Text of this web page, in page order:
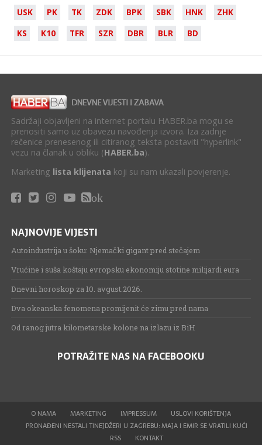
USK PK TK ZDK BPK SBK HNK
ZHK
KS
K10 TFR SZR DBR BLR BD
Sadržaji objavljeni na internet portalu HABER.ba mogu se
prenositi samo uz obavezu navođenja izvora. Iza zadnje
rečenice prenesenog ili citiranog teksta postaviti "hyperlink"
vezu na članak u obliku (HABER.ba).
Marketing lista klijenata koji su nam ukazali povjerenje.
ok
NAJNOVIJE VIJESTI
Autoindustrija u šoku: Njemački gigant pred stečajem
Vrućine i suša koštaju evropsku ekonomiju stotine milijardi eura
Dnevni horoskop za 10. avgust.2026.
Dva okeanska fenomena promijenit će zimu pred nama
Od ranog jutra kilometarske kolone na izlazu iz BiH
POTRAŽITE NAS NA FACEBOOKU
O NAMA MARKETING IMPRESSUM
USLOVI KORIŠTENJA
PRONAĐENI NESTALI TINEJDŽERI U ZAGREBU: MAJA I EMIR SE VRATILI KUĆI
RSS
KONTAKT